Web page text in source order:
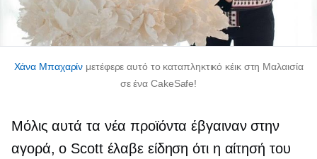
Χάνα Μπαχαρίν μετέφερε αυτό το καταπληκτικό κέικ στη Μαλαισία
σε ένα CakeSafe!
Μόλις αυτά τα νέα προϊόντα έβγαιναν στην
αγορά, ο Scott έλαβε είδηση ​​ότι η αίτησή του